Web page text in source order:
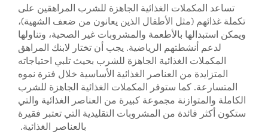
تساعد المكملات الغذائية الجاهزة للشرب المراهقين على
تكملة غذائهم (مثل الأطفال الذين يعانون من ضعف الشهية)،
ويمكن استبدالها بالأطعمة والمشروبات غير الصحية، وتناولها
لدعم أنشطتهم الرياضية. يجب أن تختار لابنك المراهق
المكملات الغذائية الجاهزة للشرب بحيث تلبي احتياجاته
المتزايدة من العناصر الغذائية الأساسية خلال فترة نموه
المتسارعة. كما ستوفر المكملات الغذائية الجاهزة للشرب
الكاملة والمتوازنة مجموعة كبيرة من العناصر الغذائية والتي
ستكون أكثر فائدة من المشروبات التقليدية التي تعتبر فقيرة
بالعناصر الغذائية.